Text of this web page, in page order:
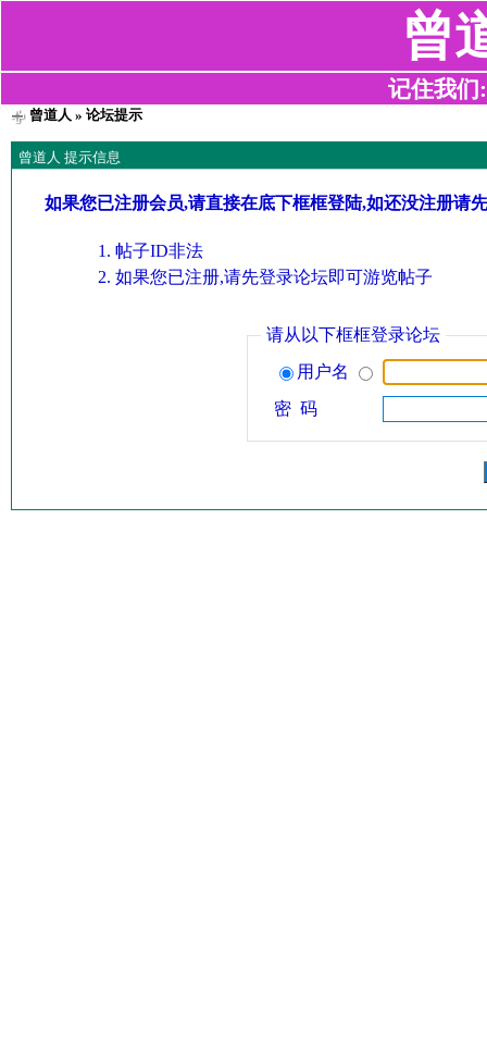
曾
记住我们
曾道人 » 论坛提示
曾道人 提示信息
如果您已注册会员,请直接在底下框框登陆,如还没注册请
帖子ID非法
如果您已注册,请先登录论坛即可游览帖子
请从以下框框登录论坛
用户名
密 码